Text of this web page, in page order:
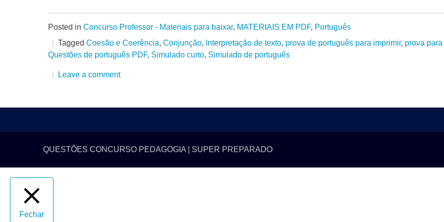
Posted in Concurso Professor - Materiais para baixar, MATERIAIS EM PDF, Português
Tagged Coesão e Coerência, Conjunção, Interpretação de texto, prova de português para imprimir, prova
Questões de português PDF, Simulado curto, Simulado de português
Leave a comment
QUESTÕES CONCURSO PEDAGOGIA | SUPER PREPARADO
Fechar